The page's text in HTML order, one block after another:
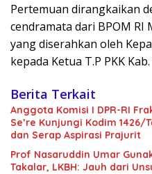
Pertemuan dirangkaikan
cendramata dari BPOM RI
yang diserahkan oleh
kepada Ketua T.P PKK
Berita Terkait
Anggota Komisi I DPR-RI
Se’re Kunjungi Kodim
dan Serap Aspirasi Prajurit
Prof Nasaruddin Umar
Takalar, LKBH: Jauh dari